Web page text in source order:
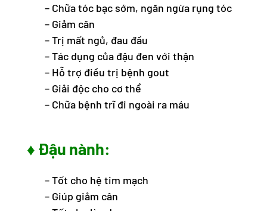
– Chữa tóc bạc sớm, ngăn ngừa rụng tóc
– Giảm cân
– Trị mất ngủ, đau đầu
– Tác dụng của đậu đen với thận
– Hỗ trợ điều trị bệnh gout
– Giải độc cho cơ thể
– Chữa bệnh trĩ đi ngoài ra máu
♦ Đậu nành:
– Tốt cho hệ tim mạch
– Giúp giảm cân